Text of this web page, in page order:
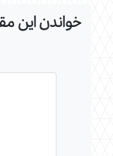
خواندن این